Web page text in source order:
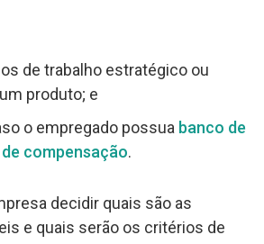
de trabalho estratégico ou
produto; e
o empregado possua banco de
compensação.
decidir quais são as
e quais serão os critérios de